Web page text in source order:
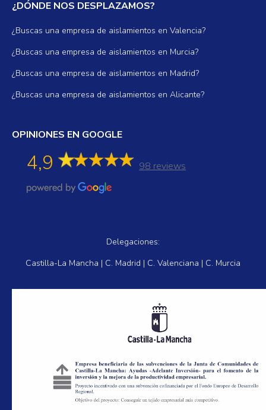
¿DÓNDE NOS DESPLAZAMOS?
¿Buscas una empresa de aislamientos en Valencia?
¿Buscas una empresa de aislamientos en Murcia?
¿Buscas una empresa de aislamientos en Madrid?
¿Buscas una empresa de aislamientos en Alicante?
OPINIONES EN GOOGLE
4,9 98 reviews
Delegaciones:
Castilla-La Mancha | C. Madrid | C. Valenciana | C. Murcia